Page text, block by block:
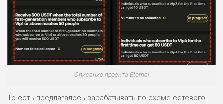
Описание проекта Eternal
То есть предлагалось зарабатывать по схеме сетевого